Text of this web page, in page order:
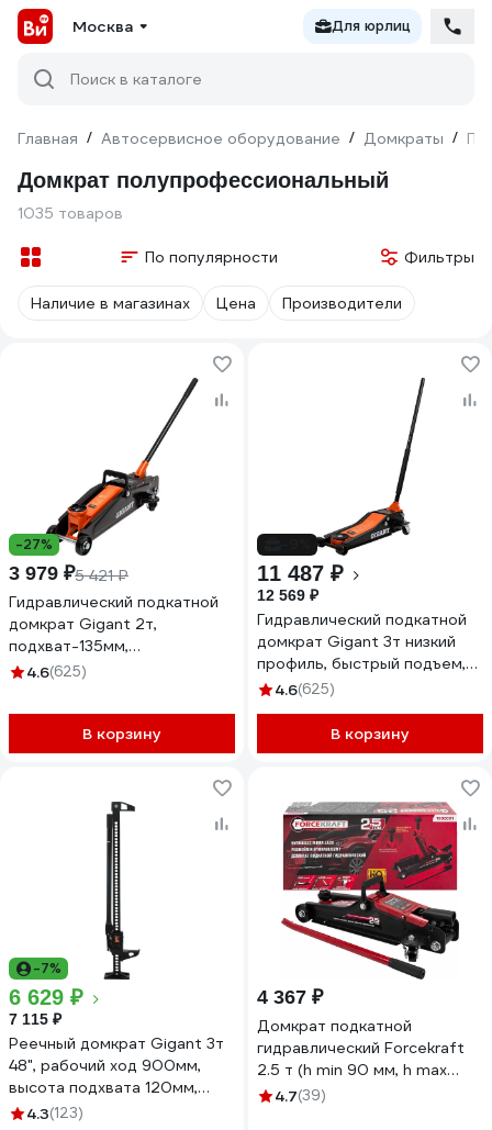
Москва Для юрлиц
Поиск в каталоге
Главная / Автосервисное оборудование / Домкраты /
Домкрат полупрофессиональный
1035 товаров
По популярности Фильтры
Наличие в магазинах Цена Производители
-27%
3 979 ₽5 421 ₽
Гидравлический подкатной
домкрат Gigant 2т,
подхват-135мм,
подъем-385мм, GSJ-2T
4.6(625)
В корзину
11 487 ₽
12 569 ₽
Гидравлический подкатной
домкрат Gigant 3т низкий
профиль, быстрый подъем,
2х цилиндровый,
подъем-515мм, GSJL-3T
4.6(625)
В корзину
-7%
6 629 ₽
7 115 ₽
Реечный домкрат Gigant 3т
48", рабочий ход 900мм,
высота подхвата 120мм,
высота подъема 1020мм,
4.3(123)
4 367 ₽
Домкрат подкатной
гидравлический Forcekraft
2.5 т (h min 90 мм, h max
400 мм) FK-T830031(61301)
4.7(39)